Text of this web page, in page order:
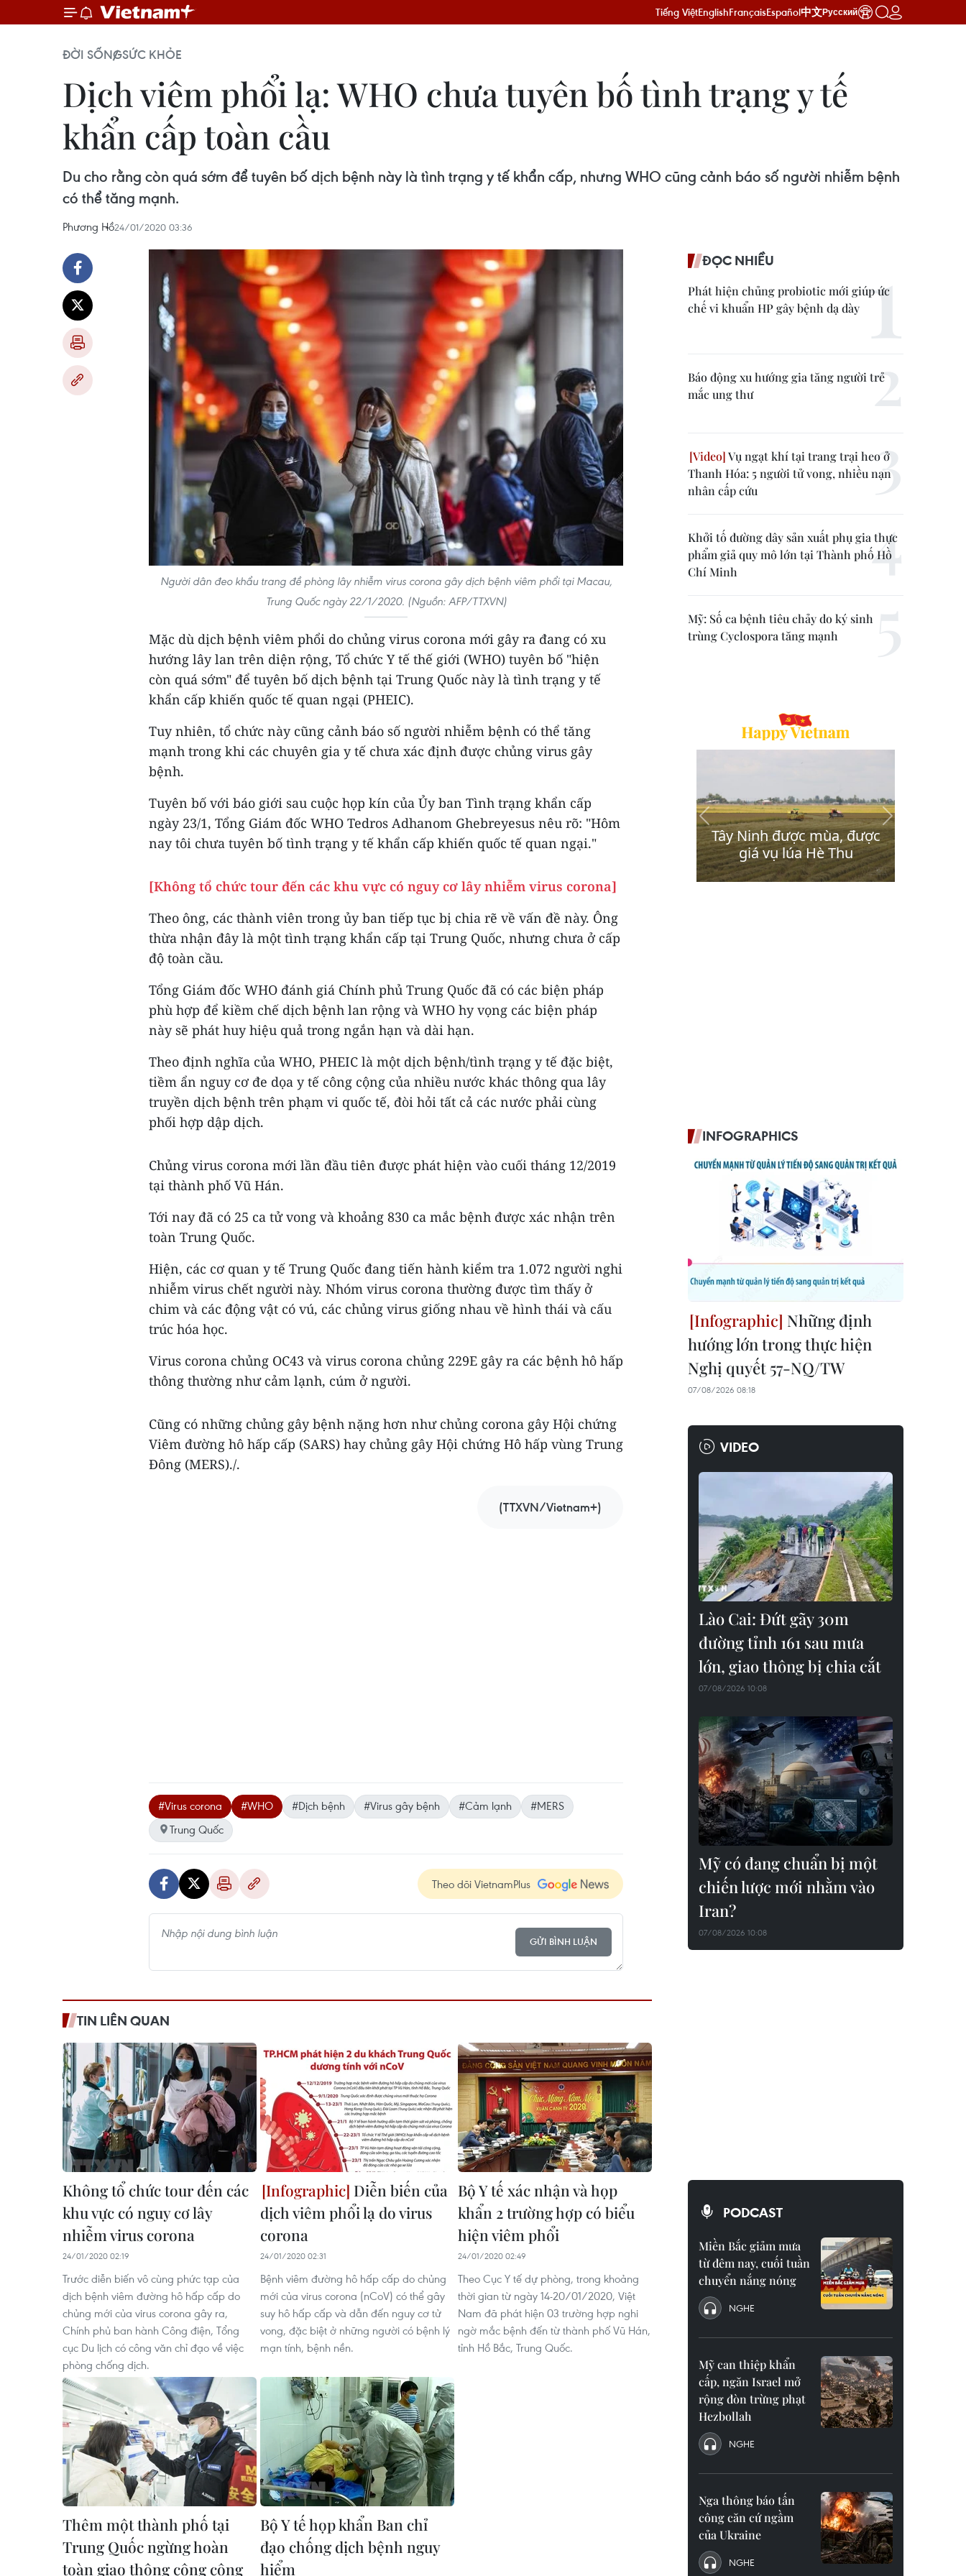
Tiếng ViệtEnglishFrançaisEspañol中文Русский
ĐỜI SỐNGSỨC KHỎE
Dịch viêm phổi lạ: WHO chưa tuyên bố tình trạng y tế
khẩn cấp toàn cầu
Du cho rằng còn quá sớm để tuyên bố dịch bệnh này là tình trạng y tế khẩn cấp, nhưng WHO cũng cảnh báo số người nhiễm bệnh
có thể tăng mạnh.
Phương Hồ24/01/2020 03:36
Người dân đeo khẩu trang đề phòng lây nhiễm virus corona gây dịch bệnh viêm phổi tại Macau,
Trung Quốc ngày 22/1/2020. (Nguồn: AFP/TTXVN)
Mặc dù dịch bệnh viêm phổi do chủng virus corona mới gây ra đang có xu
hướng lây lan trên diện rộng, Tổ chức Y tế thế giới (WHO) tuyên bố "hiện
còn quá sớm" để tuyên bố dịch bệnh tại Trung Quốc này là tình trạng y tế
khẩn cấp khiến quốc tế quan ngại (PHEIC).
Tuy nhiên, tổ chức này cũng cảnh báo số người nhiễm bệnh có thể tăng
mạnh trong khi các chuyên gia y tế chưa xác định được chủng virus gây
bệnh.
Tuyên bố với báo giới sau cuộc họp kín của Ủy ban Tình trạng khẩn cấp
ngày 23/1, Tổng Giám đốc WHO Tedros Adhanom Ghebreyesus nêu rõ: "Hôm
nay tôi chưa tuyên bố tình trạng y tế khẩn cấp khiến quốc tế quan ngại."
[Không tổ chức tour đến các khu vực có nguy cơ lây nhiễm virus corona]
Theo ông, các thành viên trong ủy ban tiếp tục bị chia rẽ về vấn đề này. Ông
thừa nhận đây là một tình trạng khẩn cấp tại Trung Quốc, nhưng chưa ở cấp
độ toàn cầu.
Tổng Giám đốc WHO đánh giá Chính phủ Trung Quốc đã có các biện pháp
phù hợp để kiềm chế dịch bệnh lan rộng và WHO hy vọng các biện pháp
này sẽ phát huy hiệu quả trong ngắn hạn và dài hạn.
Theo định nghĩa của WHO, PHEIC là một dịch bệnh/tình trạng y tế đặc biệt,
tiềm ẩn nguy cơ đe dọa y tế công cộng của nhiều nước khác thông qua lây
truyền dịch bệnh trên phạm vi quốc tế, đòi hỏi tất cả các nước phải cùng
phối hợp dập dịch.
Chủng virus corona mới lần đầu tiên được phát hiện vào cuối tháng 12/2019
tại thành phố Vũ Hán.
Tới nay đã có 25 ca tử vong và khoảng 830 ca mắc bệnh được xác nhận trên
toàn Trung Quốc.
Hiện, các cơ quan y tế Trung Quốc đang tiến hành kiểm tra 1.072 người nghi
nhiễm virus chết người này. Nhóm virus corona thường được tìm thấy ở
chim và các động vật có vú, các chủng virus giống nhau về hình thái và cấu
trúc hóa học.
Virus corona chủng OC43 và virus corona chủng 229E gây ra các bệnh hô hấp
thông thường như cảm lạnh, cúm ở người.
Cũng có những chủng gây bệnh nặng hơn như chủng corona gây Hội chứng
Viêm đường hô hấp cấp (SARS) hay chủng gây Hội chứng Hô hấp vùng Trung
Đông (MERS)./.
(TTXVN/Vietnam+)
#Virus corona #WHO #Dịch bệnh #Virus gây bệnh #Cảm lạnh
#MERS
Trung Quốc
Theo dõi VietnamPlus
GỬI BÌNH LUẬN
TIN LIÊN QUAN
Không tổ chức tour đến các
khu vực có nguy cơ lây
nhiễm virus corona
24/01/2020 02:19
Trước diễn biến vô cùng phức tạp của
dịch bệnh viêm đường hô hấp cấp do
chủng mới của virus corona gây ra,
Chính phủ ban hành Công điện, Tổng
cục Du lịch có công văn chỉ đạo về việc
phòng chống dịch.
Diễn biến của
dịch viêm phổi lạ do virus
corona
24/01/2020 02:31
Bệnh viêm đường hô hấp cấp do chủng
mới của virus corona (nCoV) có thể gây
suy hô hấp cấp và dẫn đến nguy cơ tử
vong, đặc biệt ở những người có bệnh lý
mạn tính, bệnh nền.
Bộ Y tế xác nhận và họp
khẩn 2 trường hợp có biểu
hiện viêm phổi
24/01/2020 02:49
Theo Cục Y tế dự phòng, trong khoảng
thời gian từ ngày 14-20/01/2020, Việt
Nam đã phát hiện 03 trường hợp nghi
ngờ mắc bệnh đến từ thành phố Vũ Hán,
tỉnh Hồ Bắc, Trung Quốc.
Thêm một thành phố tại
Trung Quốc ngừng hoàn
toàn giao thông công cộng
Bộ Y tế họp khẩn Ban chỉ
đạo chống dịch bệnh nguy
hiểm
ĐỌC NHIỀU
Phát hiện chủng probiotic mới giúp ức
chế vi khuẩn HP gây bệnh dạ dày
Báo động xu hướng gia tăng người trẻ
mắc ung thư
Vụ ngạt khí tại trang trại heo ở
Thanh Hóa: 5 người tử vong, nhiều nạn
nhân cấp cứu
Khởi tố đường dây sản xuất phụ gia thực
phẩm giả quy mô lớn tại Thành phố Hồ
Chí Minh
Mỹ: Số ca bệnh tiêu chảy do ký sinh
trùng Cyclospora tăng mạnh
INFOGRAPHICS
Những định
hướng lớn trong thực hiện
Nghị quyết 57-NQ/TW
07/08/2026 08:18
VIDEO
Lào Cai: Đứt gãy 30m
đường tỉnh 161 sau mưa
lớn, giao thông bị chia cắt
07/08/2026 10:08
Mỹ có đang chuẩn bị một
chiến lược mới nhằm vào
Iran?
07/08/2026 10:08
PODCAST
Miền Bắc giảm mưa
từ đêm nay, cuối tuần
chuyển nắng nóng
NGHE
Mỹ can thiệp khẩn
cấp, ngăn Israel mở
rộng đòn trừng phạt
Hezbollah
NGHE
Nga thông báo tấn
công căn cứ ngầm
của Ukraine
NGHE